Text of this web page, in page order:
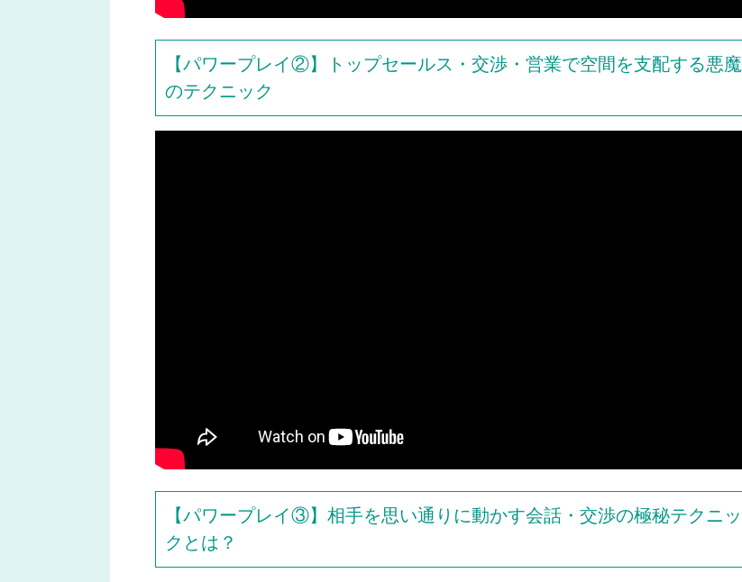
【パワープレイ②】トップセールス・交渉・営業で空間を支配する悪魔
のテクニック
【パワープレイ③】相手を思い通りに動かす会話・交渉の極秘テクニッ
クとは？